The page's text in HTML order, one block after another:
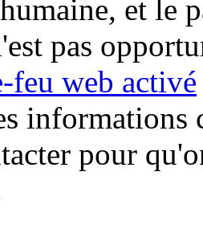
et le
pas
feu web activé
informations
pour